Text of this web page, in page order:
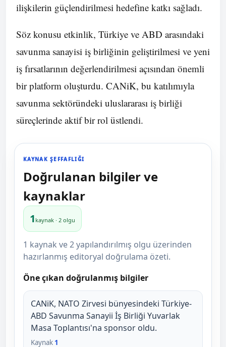
ilişkilerin güçlendirilmesi hedefine katkı sağladı.
Söz konusu etkinlik, Türkiye ve ABD arasındaki
savunma sanayisi iş birliğinin geliştirilmesi ve yeni
iş fırsatlarının değerlendirilmesi açısından önemli
bir platform oluşturdu. CANiK, bu katılımıyla
savunma sektöründeki uluslararası iş birliği
süreçlerinde aktif bir rol üstlendi.
KAYNAK ŞEFFAFLIĞI
Doğrulanan bilgiler ve
kaynaklar
1 kaynak · 2 olgu
1 kaynak ve 2 yapılandırılmış olgu üzerinden
hazırlanmış editoryal doğrulama özeti.
Öne çıkan doğrulanmış bilgiler
CANiK, NATO Zirvesi bünyesindeki Türkiye-
ABD Savunma Sanayii İş Birliği Yuvarlak
Masa Toplantısı'na sponsor oldu.
Kaynak 1